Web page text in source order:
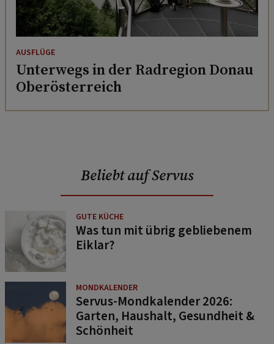
AUSFLÜGE
Unterwegs in der Radregion Donau
Oberösterreich
Beliebt auf Servus
GUTE KÜCHE
Was tun mit übrig gebliebenem
Eiklar?
MONDKALENDER
Servus-Mondkalender 2026:
Garten, Haushalt, Gesundheit &
Schönheit